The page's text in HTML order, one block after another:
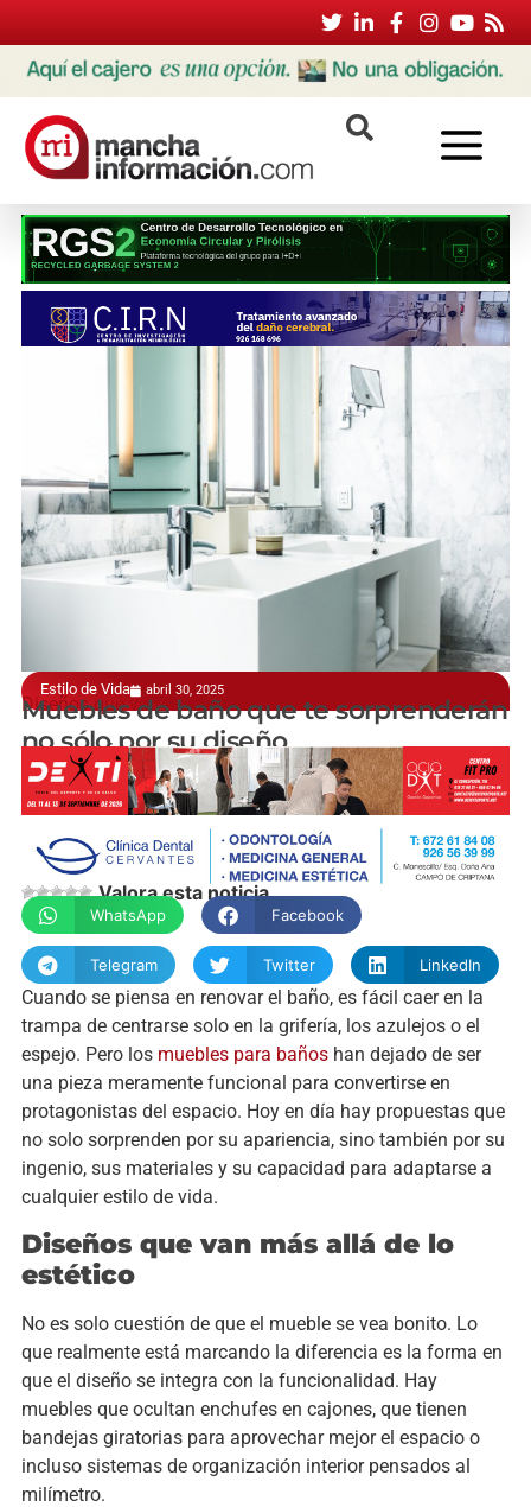
Estilo de Vida abril 30, 2025
Diseños que van más allá de lo estético
Muebles de baño que te sorprenderán
no sólo por su diseño
manchainformacion.com
Valora esta noticia
WhatsApp Facebook
Telegram Twitter LinkedIn
Cuando se piensa en renovar el baño, es fácil caer en la
trampa de centrarse solo en la grifería, los azulejos o el
espejo. Pero los muebles para bañoshan dejado de ser
una pieza meramente funcional para convertirse en
protagonistas del espacio. Hoy en día hay propuestas que
no solo sorprenden por su apariencia, sino también por su
ingenio, sus materiales y su capacidad para adaptarse a
cualquier estilo de vida.
Diseños que van más allá de lo
estético
No es solo cuestión de que el mueble se vea bonito. Lo
que realmente está marcando la diferencia es la forma en
que el diseño se integra con la funcionalidad. Hay
muebles que ocultan enchufes en cajones, que tienen
bandejas giratorias para aprovechar mejor el espacio o
incluso sistemas de organización interior pensados al
milímetro.